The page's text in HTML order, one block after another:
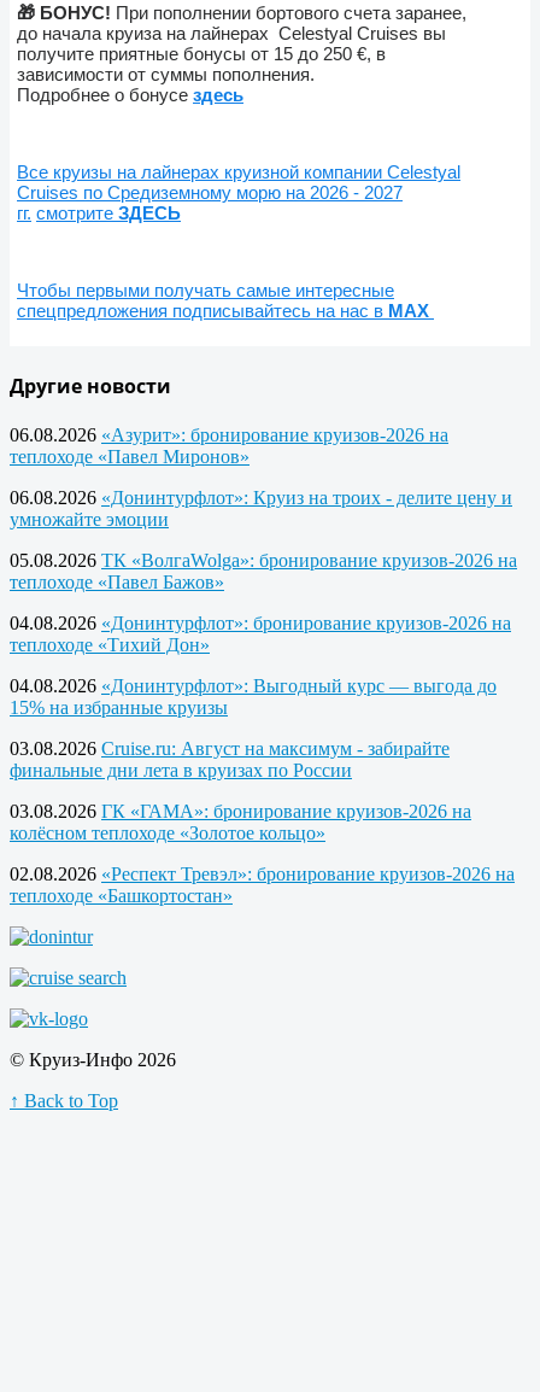
🎁 БОНУС! При пополнении бортового счета заранее,
до начала круиза на лайнерах Celestyal Cruises вы
получите приятные бонусы от 15 до 250 €, в
зависимости от суммы пополнения.
Подробнее о бонусе здесь
Все круизы на лайнерах круизной компании Celestyal
Cruises по Средиземному морю на 2026 - 2027
гг. смотрите ЗДЕСЬ
Чтобы первыми получать самые интересные
спецпредложения подписывайтесь на нас в МАХ
Другие новости
06.08.2026 «Азурит»: бронирование круизов-2026 на
теплоходе «Павел Миронов»
06.08.2026 «Донинтурфлот»: Круиз на троих - делите цену и
умножайте эмоции
05.08.2026 ТК «ВолгаWolga»: бронирование круизов-2026 на
теплоходе «Павел Бажов»
04.08.2026 «Донинтурфлот»: бронирование круизов-2026 на
теплоходе «Тихий Дон»
04.08.2026 «Донинтурфлот»: Выгодный курс — выгода до
15% на избранные круизы
03.08.2026 Cruise.ru: Август на максимум - забирайте
финальные дни лета в круизах по России
03.08.2026 ГК «ГАМА»: бронирование круизов-2026 на
колёсном теплоходе «Золотое кольцо»
02.08.2026 «Респект Тревэл»: бронирование круизов-2026 на
теплоходе «Башкортостан»
© Круиз-Инфо 2026
↑ Back to Top